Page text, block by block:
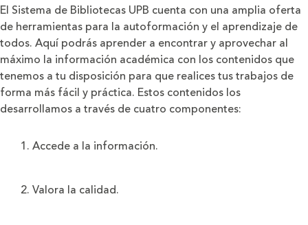
El Sistema de Bibliotecas UPB cuenta con una amplia oferta
de herramientas para la autoformación y el aprendizaje de
todos. Aquí podrás aprender a encontrar y aprovechar al
máximo la información académica con los contenidos que
tenemos a tu disposición para que realices tus trabajos de
forma más fácil y práctica. Estos contenidos los
desarrollamos a través de cuatro componentes:
1. Accede a la información.
2. Valora la calidad.